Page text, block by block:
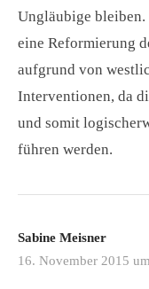
Ungläubige bleiben.
eine Reformierung
aufgrund von
Interventionen, da
und somit
führen werden.
Sabine Meisner
16. November 2015